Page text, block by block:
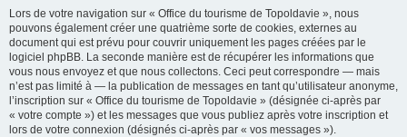
Lors de votre navigation sur « Office du tourisme de Topoldavie », nous
pouvons également créer une quatrième sorte de cookies, externes au
document qui est prévu pour couvrir uniquement les pages créées par le
logiciel phpBB. La seconde manière est de récupérer les informations que
vous nous envoyez et que nous collectons. Ceci peut correspondre — mais
n’est pas limité à — la publication de messages en tant qu’utilisateur anonyme,
l’inscription sur « Office du tourisme de Topoldavie » (désignée ci-après par
« votre compte ») et les messages que vous publiez après votre inscription et
lors de votre connexion (désignés ci-après par « vos messages »).